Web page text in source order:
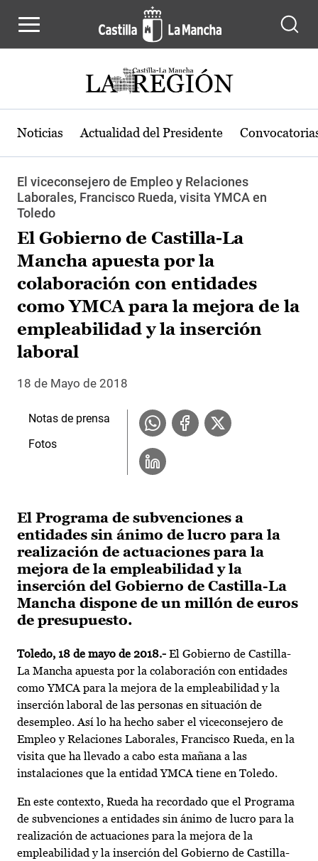
Noticias Actualidad del Presidente
El viceconsejero de Empleo y Relaciones
Laborales, Francisco Rueda, visita YMCA en
Toledo
El Gobierno de Castilla-La
Mancha apuesta por la
colaboración con entidades
como YMCA para la mejora de la
empleabilidad y la inserción
laboral
18 de Mayo de 2018
El Programa de subvenciones a
entidades sin ánimo de lucro para la
realización de actuaciones para la
mejora de la empleabilidad y la
inserción del Gobierno de Castilla-La
Mancha dispone de un millón de euros
de presupuesto.
Toledo, 18 de mayo de 2018.- El Gobierno de Castilla-
La Mancha apuesta por la colaboración con entidades
como YMCA para la mejora de la empleabilidad y la
inserción laboral de las personas en situación de
desempleo. Así lo ha hecho saber el viceconsejero de
Empleo y Relaciones Laborales, Francisco Rueda, en la
visita que ha llevado a cabo esta mañana a las
instalaciones que la entidad YMCA tiene en Toledo.
En este contexto, Rueda ha recordado que el Programa
de subvenciones a entidades sin ánimo de lucro para la
realización de actuaciones para la mejora de la
empleabilidad y la inserción del Gobierno de Castilla-
Notas de prensa
Fotos